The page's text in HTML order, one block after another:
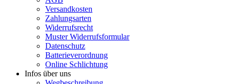
Versandkosten
Zahlungsarten
Widerrufsrecht
Muster Widerrufsformular
Datenschutz
Batterieverordnung
Online Schlichtung
Infos über uns